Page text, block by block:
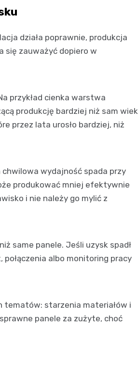
działa poprawnie, produkcja
się zauważyć dopiero w
przykład cienka warstwa
produkcję bardziej niż sam wiek
przez lata urosło bardziej, niż
wydajność spada przy
produkować mniej efektywnie
i nie należy go mylić z
same panele. Jeśli uzysk spadł
albo monitoring pracy
tematów: starzenia materiałów i
panele za zużyte, choć